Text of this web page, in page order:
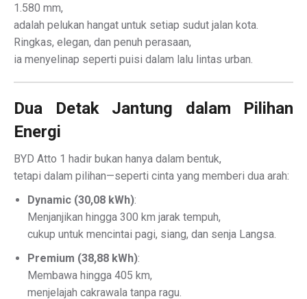
1.580 mm,
adalah pelukan hangat untuk setiap sudut jalan kota.
Ringkas, elegan, dan penuh perasaan,
ia menyelinap seperti puisi dalam lalu lintas urban.
Dua Detak Jantung dalam Pilihan
Energi
BYD Atto 1 hadir bukan hanya dalam bentuk,
tetapi dalam pilihan—seperti cinta yang memberi dua arah:
Dynamic (30,08 kWh):
Menjanjikan hingga 300 km jarak tempuh,
cukup untuk mencintai pagi, siang, dan senja Langsa.
Premium (38,88 kWh):
Membawa hingga 405 km,
menjelajah cakrawala tanpa ragu.